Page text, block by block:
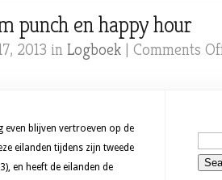
punch en happy hour
2013 inLogboek| Comments
even blijven vertroeven op de
eilanden tijdens zijn tweede
en heeft de eilanden de